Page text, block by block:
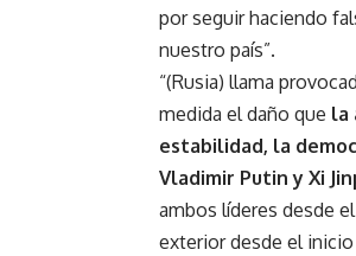
por seguir haciendo
nuestro país”.
“(Rusia) llama
medida el daño que la
estabilidad, la
Vladimir Putin y Xi
ambos líderes desde
exterior desde el